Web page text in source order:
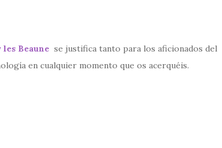
les Beaune se justifica tanto para los aficionados del
en cualquier momento que os acerquéis.